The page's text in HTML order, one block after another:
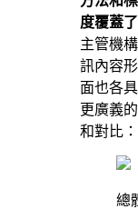
度覆蓋
主管機
訊內容
面也各
更廣義
和對比：
總